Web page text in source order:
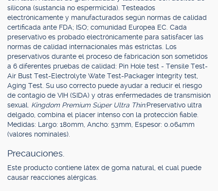
silicona (sustancia no espermicida). Testeados
electrónicamente y manufacturados según normas de calidad
certificada ante FDA; ISO; comunidad Europea EC. Cada
preservativo es probado electrónicamente para satisfacer las
normas de calidad internacionales más estrictas. Los
preservativos durante el proceso de fabricación son sometidos
a 6 diferentes pruebas de calidad: Pin Hole test - Tensile Test-
Air Bust Test-Electrolyte Wate Test-Packager Integrity test,
Aging Test. Su uso correcto puede ayudar a reducir el riesgo
de contagio de VIH (SIDA) y otras enfermedades de transmisión
sexual. Kingdom Premium Súper Ultra Thin:Preservativo ultra
delgado, combina el placer intenso con la protección fiable.
Medidas: Largo: 180mm, Ancho: 53mm, Espesor: 0.064mm
(valores nominales).
Precauciones.
Este producto contiene látex de goma natural, el cual puede
causar reacciones alérgicas.